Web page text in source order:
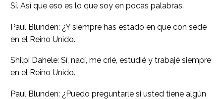
Sí. Así que eso es lo que soy en pocas palabras.
Paul Blunden: ¿Y siempre has estado en que con sede
en el Reino Unido.
Shilpi Dahele: Sí, nací, me crié, estudié y trabajé siempre
en el Reino Unido.
Paul Blunden: ¿Puedo preguntarle si usted tiene algún